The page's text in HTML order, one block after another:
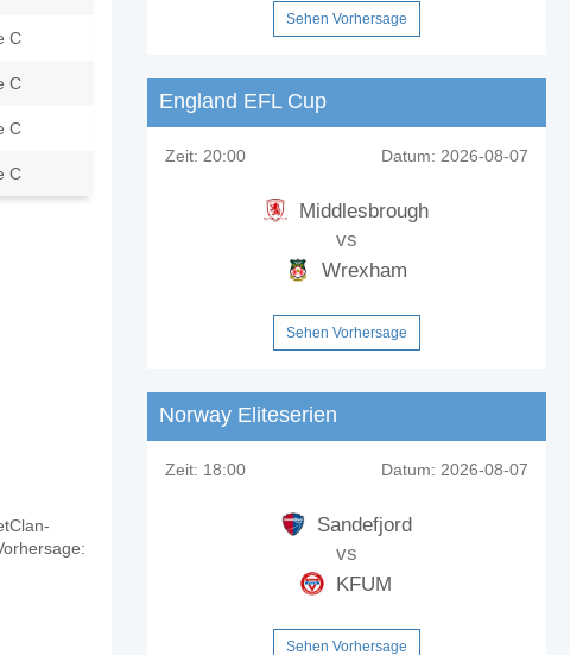
C
C
C
C
Sehen Vorhersage
England EFL Cup
Zeit: 20:00 Datum: 2026-08-07
Middlesbrough
vs
Wrexham
Sehen Vorhersage
Norway Eliteserien
Zeit: 18:00 Datum: 2026-08-07
Sandefjord
vs
KFUM
Sehen Vorhersage